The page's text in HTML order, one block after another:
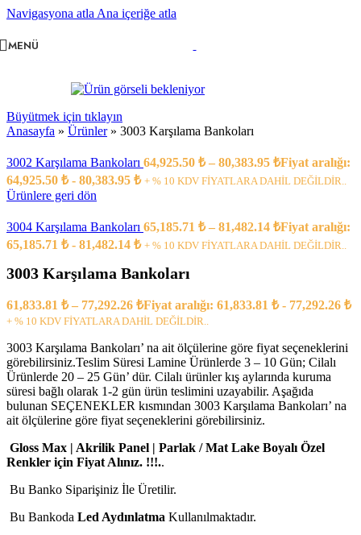
Navigasyona atla Ana içeriğe atla
MENÜ
Büyütmek için tıklayın
Anasayfa » Ürünler» 3003 Karşılama Bankoları
3002 Karşılama Bankoları 64,925.50 ₺ – 80,383.95 ₺Fiyat aralığı:
64,925.50 ₺ - 80,383.95 ₺ + % 10 KDV FİYATLARA DAHİL DEĞİLDİR..
Ürünlere geri dön
3004 Karşılama Bankoları 65,185.71 ₺ – 81,482.14 ₺Fiyat aralığı:
65,185.71 ₺ - 81,482.14 ₺ + % 10 KDV FİYATLARA DAHİL DEĞİLDİR..
3003 Karşılama Bankoları
61,833.81 ₺ – 77,292.26 ₺Fiyat aralığı: 61,833.81 ₺ - 77,292.26 ₺
+ % 10 KDV FİYATLARA DAHİL DEĞİLDİR..
3003 Karşılama Bankoları’ na ait ölçülerine göre fiyat seçeneklerini
görebilirsiniz.Teslim Süresi Lamine Ürünlerde 3 – 10 Gün; Cilalı
Ürünlerde 20 – 25 Gün’ dür. Cilalı ürünler kış aylarında kuruma
süresi bağlı olarak 1-2 gün ürün teslimini uzayabilir. Aşağıda
bulunan SEÇENEKLER kısmından 3003 Karşılama Bankoları’ na
ait ölçülerine göre fiyat seçeneklerini görebilirsiniz.
Gloss Max | Akrilik Panel | Parlak / Mat Lake Boyalı Özel
Renkler için Fiyat Alınız. !!!..
Bu Banko Siparişiniz İle Üretilir.
Bu Bankoda Led Aydınlatma Kullanılmaktadır.